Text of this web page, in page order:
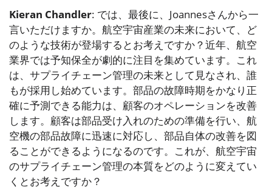
Kieran Chandler: では、最後に、Joannesさんから一
言いただけますか。航空宇宙産業の未来において、ど
のような技術が登場するとお考えですか？近年、航空
業界では予知保全が劇的に注目を集めています。これ
は、サプライチェーン管理の未来として見なされ、誰
もが採用し始めています。部品の故障時期をかなり正
確に予測できる能力は、顧客のオペレーションを改善
します。顧客は部品受け入れのための準備を行い、航
空機の部品故障に迅速に対応し、部品自体の改善を図
ることができるようになるのです。これが、航空宇宙
のサプライチェーン管理の本質をどのように変えてい
くとお考えですか？